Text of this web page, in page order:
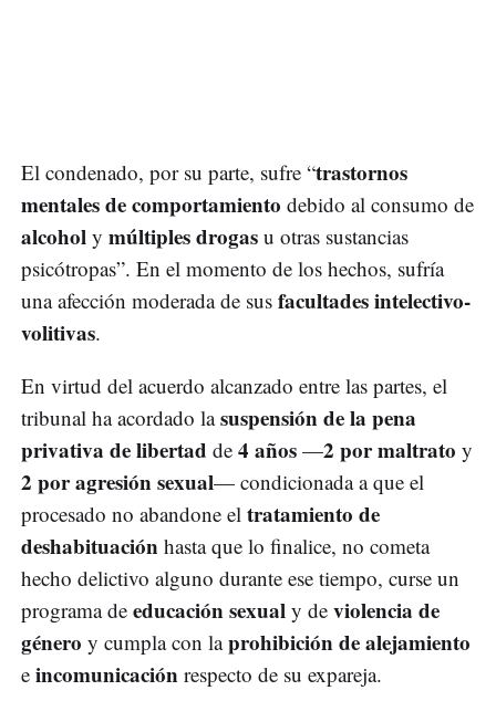
El condenado, por su parte, sufre “trastornos
mentales de comportamiento debido al consumo de
alcohol y múltiples drogas u otras sustancias
psicótropas”. En el momento de los hechos, sufría
una afección moderada de sus facultades intelectivo-
volitivas.
En virtud del acuerdo alcanzado entre las partes, el
tribunal ha acordado lasuspensión de la pena
privativa de libertad de 4 años —2 por maltrato y
2 por agresión sexual— condicionada a que el
procesado no abandone el tratamiento de
deshabituación hasta que lo finalice, no cometa
hecho delictivo alguno durante ese tiempo, curse un
programa de educación sexual y de violencia de
género y cumpla con laprohibición de alejamiento
e incomunicación respecto de su expareja.